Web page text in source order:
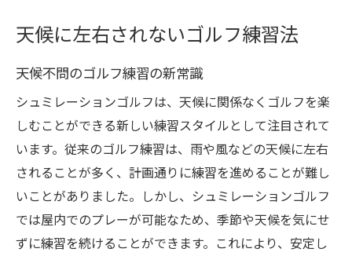
天候に左右されないゴルフ練習法
天候不問のゴルフ練習の新常識
シュミレーションゴルフは、天候に関係なくゴルフを楽
しむことができる新しい練習スタイルとして注目されて
います。従来のゴルフ練習は、雨や風などの天候に左右
されることが多く、計画通りに練習を進めることが難し
いことがありました。しかし、シュミレーションゴルフ
では屋内でのプレーが可能なため、季節や天候を気にせ
ずに練習を続けることができます。これにより、安定し